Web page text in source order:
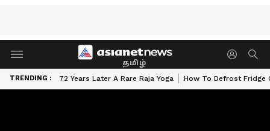
தமிழ்
TRENDING : 72 Years Later A Rare Raja Yoga How To Defrost Fridge